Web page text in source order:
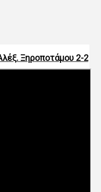
Ξηροποτάμου 2-2